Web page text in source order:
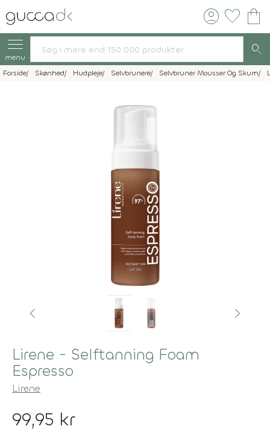
account_circle favorite shopping_bag
menu search
Forside Skønhed Hudpleje Selvbrunere Selvbruner Mousser Og Skum
Lirene - Selftanning Foam
Espresso
Lirene
99,95 kr